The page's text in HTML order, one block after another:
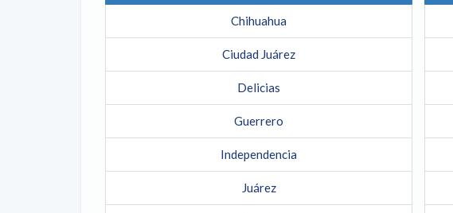
Chihuahua
Ciudad Juárez
Delicias
Guerrero
Independencia
Juárez